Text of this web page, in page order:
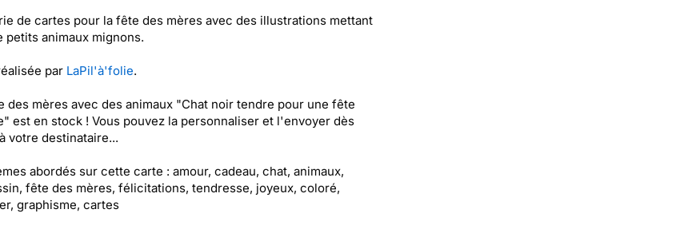
de cartes pour la fête des mères avec des illustrations mettant
petits animaux mignons.
par LaPil'à'folie.
des mères avec des animaux "Chat noir tendre pour une fête
est en stock ! Vous pouvez la personnaliser et l'envoyer dès
votre destinataire...
abordés sur cette carte : amour, cadeau, chat, animaux,
fête des mères, félicitations, tendresse, joyeux, coloré,
graphisme, cartes